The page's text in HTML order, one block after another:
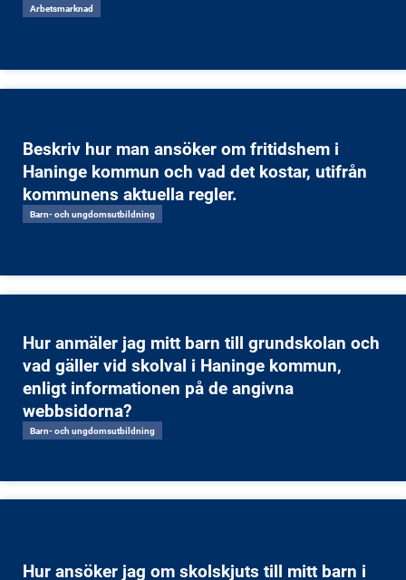
Arbetsmarknad
Beskriv hur man ansöker om fritidshem i
Haninge kommun och vad det kostar, utifrån
kommunens aktuella regler.
Barn- och ungdomsutbildning
Hur anmäler jag mitt barn till grundskolan och
vad gäller vid skolval i Haninge kommun,
enligt informationen på de angivna
webbsidorna?
Barn- och ungdomsutbildning
Hur ansöker jag om skolskjuts till mitt barn i